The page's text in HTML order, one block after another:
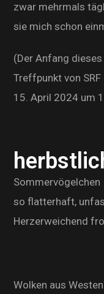
zwar mehrmals
sie mich schon
(Der Anfang
Treffpunkt von
15. April 2024 um
Sommervögelchen
so flatterhaft,
Herzerweichend
Wolken aus Westen